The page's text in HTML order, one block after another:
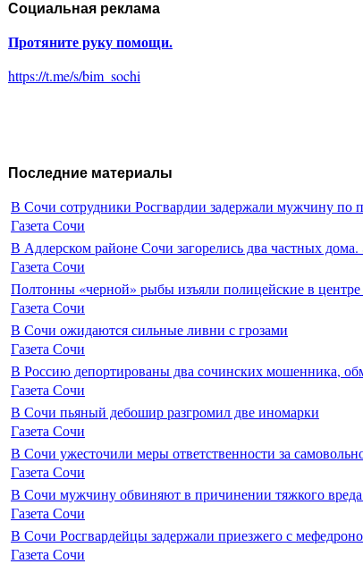
Социальная реклама
Протяните руку помощи.
https://t.me/s/bim_sochi
Последние материалы
В Сочи сотрудники Росгвардии задержали мужчину по
Газета Сочи
В Адлерском районе Сочи загорелись два частных
Газета Сочи
Полтонны «черной» рыбы изъяли полицейские в
Газета Сочи
В Сочи ожидаются сильные ливни с грозами
Газета Сочи
В Россию депортированы два сочинских мошенника,
Газета Сочи
В Сочи пьяный дебошир разгромил две иномарки
Газета Сочи
В Сочи ужесточили меры ответственности за
Газета Сочи
В Сочи мужчину обвиняют в причинении тяжкого вреда
Газета Сочи
В Сочи Росгвардейцы задержали приезжего с
Газета Сочи